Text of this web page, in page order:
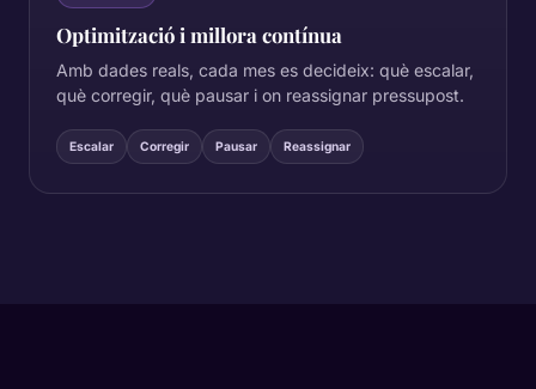
Optimització i millora contínua
Amb dades reals, cada mes es decideix: què escalar,
què corregir, què pausar i on reassignar pressupost.
Escalar Corregir Pausar Reassignar